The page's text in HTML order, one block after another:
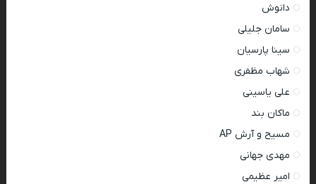
دانوش
سامان جلیلی
سینا پارسیان
شهاب مظفری
علی یاسینی
ماکان بند
مسیح و آرش AP
مهدی جهانی
امیر عظیمی